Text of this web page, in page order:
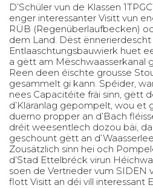
D’Schüler vun de Klassen
enger interessanter Visitt vun
RÜB (Regenüberlaufbecken)
dem Land. Dëst ënnerierdescht
Entlaaschtungsbauwierk huet
a gëtt am Mëschwaasserkanal
Reen deen éischte grousse
gesammelt gi kann. Spéider,
nees Capacitéite fräi sinn, gëtt
d’Kläranlag gepompelt, wou
duerno propper an d’Bach
dréit weesentlech dozou bäi,
geschount gëtt an
Zousätzlich sinn hei och
d’Stad Ettelbréck virun
soen de Vertrieder vum SIDEN
flott Visitt an déi vill interessant